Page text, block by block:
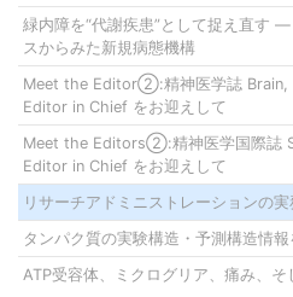
緑内障を“代謝疾患”として捉え直す
スからみた新規病態機構
Meet the Editor②:精神医学誌 Brain,
Editor in Chief をお迎えして
Meet the Editors②:精神医学国際誌
Editor in Chief をお迎えして
リサーチアドミニストレーションの
タンパク質の実験構造・予測構造情
ATP受容体、ミクログリア、痛み、そ